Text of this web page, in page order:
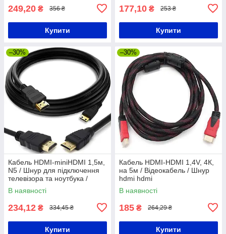
249,20 ₴ 356 ₴
Купити
177,10 ₴ 253 ₴
Купити
–30%
Кабель HDMI-miniHDMI 1,5м,
N5 / Шнур для підключення
телевізора та ноутбука /
Відеокабель
В наявності
234,12 ₴ 334,45 ₴
Купити
–30%
Кабель HDMI-HDMI 1,4V, 4К,
на 5м / Відеокабель / Шнур
hdmi hdmi
В наявності
185 ₴ 264,29 ₴
Купити